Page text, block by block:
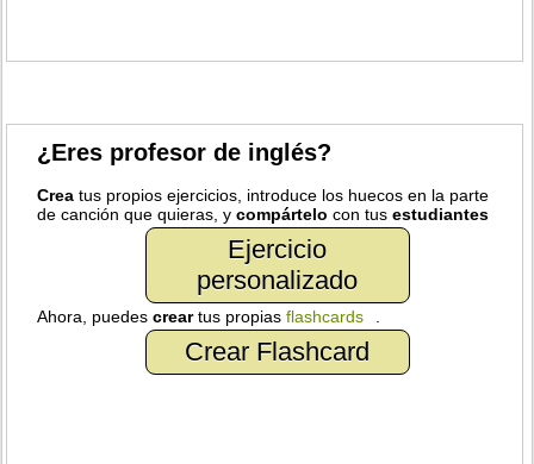
¿Eres profesor de inglés?
Crea tus propios ejercicios, introduce los huecos en la parte
de canción que quieras, ycompártelo con tusestudiantes
Ejercicio
personalizado
Ahora, puedescreartus propiasflashcards .
Crear Flashcard